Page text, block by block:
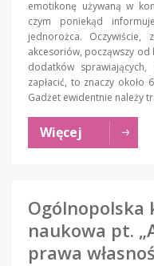
emotikonę używaną w
czym poniekąd
jednorożca.
akcesoriów, począwszy
dodatków
zapłacić, to znaczy około
Gadżet ewidentnie należy
Więcej
Ogólnopolska
naukowa pt.
prawa